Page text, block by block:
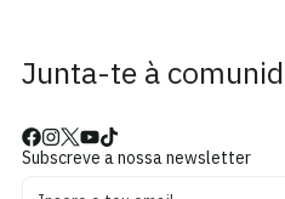
Junta-te à
Subscreve a nossa newsletter